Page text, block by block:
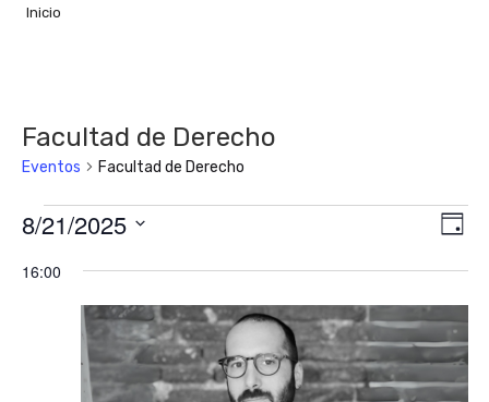
Inicio
Facultad de Derecho
Eventos Facultad de Derecho
Eventos
en
Agosto
2025
de
de
Día
8/21/2025
fecha.
16:00